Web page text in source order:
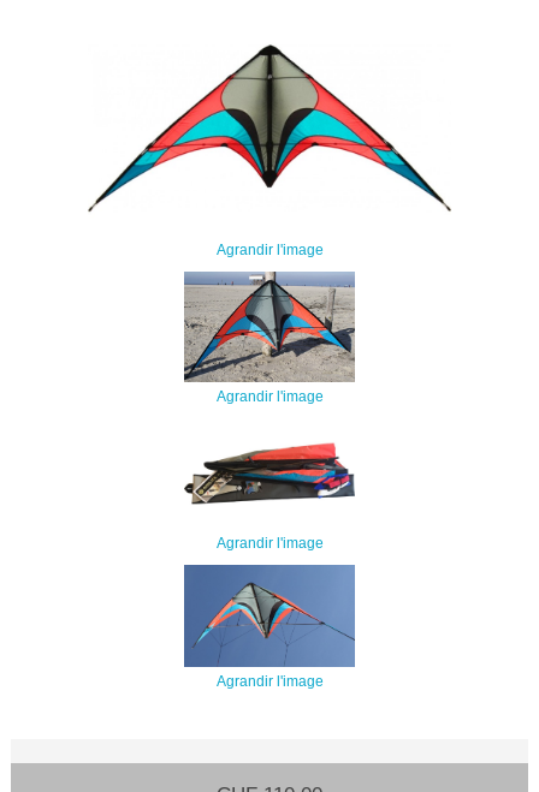
Agrandir l'image
Agrandir l'image
Agrandir l'image
Agrandir l'image